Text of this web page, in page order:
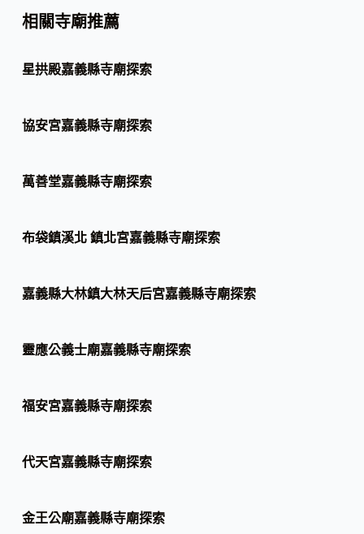
相關寺廟推薦
星拱殿嘉義縣寺廟探索
協安宮嘉義縣寺廟探索
萬善堂嘉義縣寺廟探索
布袋鎮溪北 鎮北宮嘉義縣寺廟探索
嘉義縣大林鎮大林天后宮嘉義縣寺廟探索
靈應公義士廟嘉義縣寺廟探索
福安宮嘉義縣寺廟探索
代天宮嘉義縣寺廟探索
金王公廟嘉義縣寺廟探索